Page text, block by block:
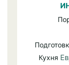
Кухня